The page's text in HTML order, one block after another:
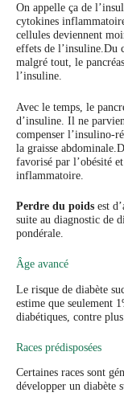
On appelle ça de
cytokines
cellules deviennent
effets de l’insuline.Du
malgré tout, le
l’insuline.
Avec le temps, le
d’insuline. Il ne
compenser l’insulino-
la graisse
favorisé par l’obésité
inflammatoire.
Perdre du poids est
suite au diagnostic de
pondérale.
Âge avancé
Le risque de diabète
estime que seulement
diabétiques, contre
Races prédisposées
Certaines races sont
développer un diabète